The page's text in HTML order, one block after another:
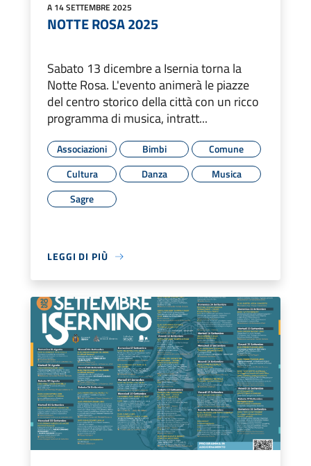
A 14 SETTEMBRE 2025
NOTTE ROSA 2025
Sabato 13 dicembre a Isernia torna la
Notte Rosa. L'evento animerà le piazze
del centro storico della città con un ricco
programma di musica, intratt...
Associazioni Bimbi
Comune
Cultura
Danza
Musica
Sagre
LEGGI DI PIÙ